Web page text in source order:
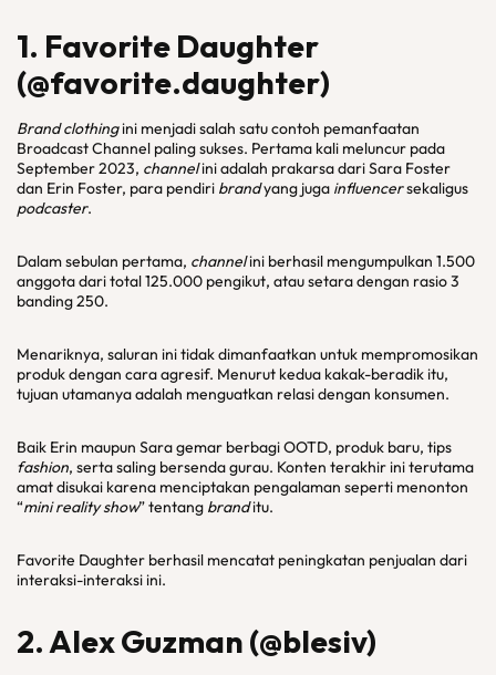
1. Favorite Daughter
(@favorite.daughter)
Brand clothingini menjadi salah satu contoh pemanfaatan
Broadcast Channel paling sukses. Pertama kali meluncur pada
September 2023, channelini adalah prakarsa dari Sara Foster
dan Erin Foster, para pendiri brandyang juga influencersekaligus
podcaster.
Dalam sebulan pertama, channelini berhasil mengumpulkan 1.500
anggota dari total 125.000 pengikut, atau setara dengan rasio 3
banding 250.
Menariknya, saluran ini tidak dimanfaatkan untuk mempromosikan
produk dengan cara agresif. Menurut kedua kakak-beradik itu,
tujuan utamanya adalah menguatkan relasi dengan konsumen.
Baik Erin maupun Sara gemar berbagi OOTD, produk baru, tips
fashion, serta saling bersenda gurau. Konten terakhir ini terutama
amat disukai karena menciptakan pengalaman seperti menonton
“mini reality show” tentang branditu.
Favorite Daughter berhasil mencatat peningkatan penjualan dari
interaksi-interaksi ini.
2. Alex Guzman (@blesiv)